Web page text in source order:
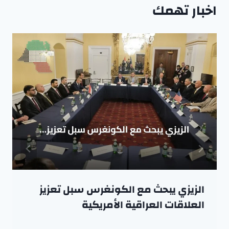
اخبار تهمك
الزيزي يبحث مع الكونغرس سبل تعزيز
العلاقات العراقية الأمريكية